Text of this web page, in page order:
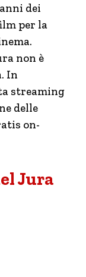
dei
per la
non è
In
streaming
delle
on-
Jura